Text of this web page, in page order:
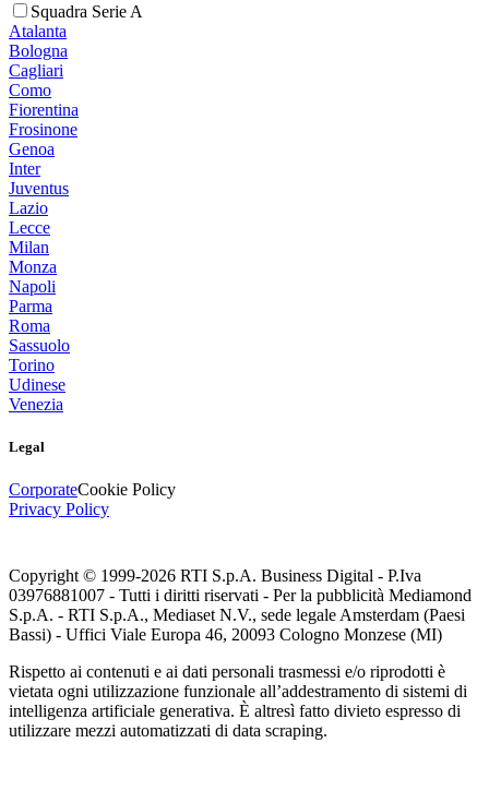
Squadra Serie A
Atalanta
Bologna
Cagliari
Como
Fiorentina
Frosinone
Genoa
Inter
Juventus
Lazio
Lecce
Milan
Monza
Napoli
Parma
Roma
Sassuolo
Torino
Udinese
Venezia
Legal
CorporateCookie Policy
Privacy Policy
Copyright © 1999-2026 RTI S.p.A. Business Digital - P.Iva
03976881007 - Tutti i diritti riservati - Per la pubblicità Mediamond
S.p.A. - RTI S.p.A., Mediaset N.V., sede legale Amsterdam (Paesi
Bassi) - Uffici Viale Europa 46, 20093 Cologno Monzese (MI)
Rispetto ai contenuti e ai dati personali trasmessi e/o riprodotti è
vietata ogni utilizzazione funzionale all’addestramento di sistemi di
intelligenza artificiale generativa. È altresì fatto divieto espresso di
utilizzare mezzi automatizzati di data scraping.